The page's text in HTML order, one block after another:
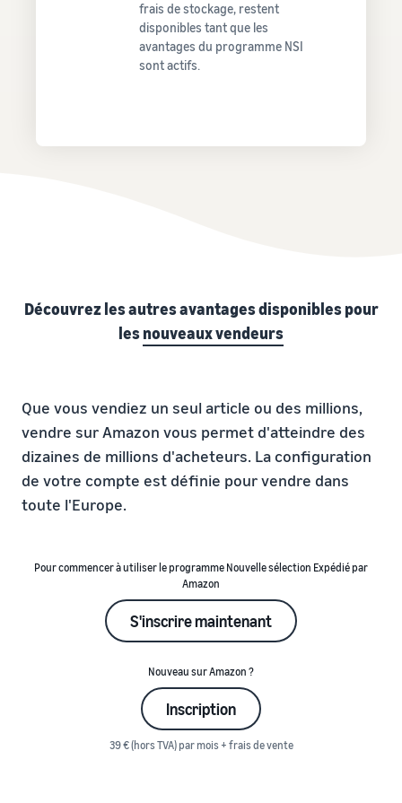
frais de stockage, restent
disponibles tant que les
avantages du programme NSI
sont actifs.
Découvrez les autres avantages disponibles pour
lesnouveaux vendeurs
Que vous vendiez un seul article ou des millions,
vendre sur Amazon vous permet d'atteindre des
dizaines de millions d'acheteurs. La configuration
de votre compte est définie pour vendre dans
toute l'Europe.
Pour commencer à utiliser le programme Nouvelle sélection Expédié par
Amazon
S'inscrire maintenant
Nouveau sur Amazon ?
Inscription
39 € (hors TVA) par mois + frais de vente